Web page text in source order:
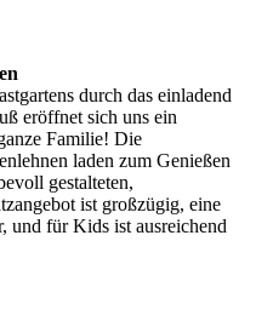
durch das einladend
eröffnet sich uns ein
Familie! Die
laden zum Genießen
gestalteten,
ist großzügig, eine
und für Kids ist ausreichend